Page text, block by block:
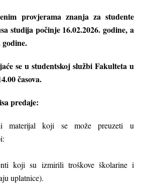
provjerama znanja za studente
studija počinje 16.02.2026. godine, a
godine.
se u studentskoj službi Fakulteta u
časova.
predaje:
materijal koji se može preuzeti u
koji su izmirili troškove školarine i
uplatnice).